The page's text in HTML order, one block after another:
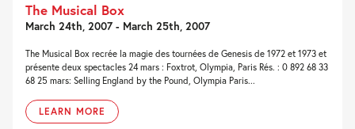
The Musical Box
March 24th, 2007 - March 25th, 2007
The Musical Box recrée la magie des tournées de Genesis de 1972 et 1973 et
présente deux spectacles 24 mars : Foxtrot, Olympia, Paris Rés. : 0 892 68 33
68 25 mars: Selling England by the Pound, Olympia Paris...
LEARN MORE